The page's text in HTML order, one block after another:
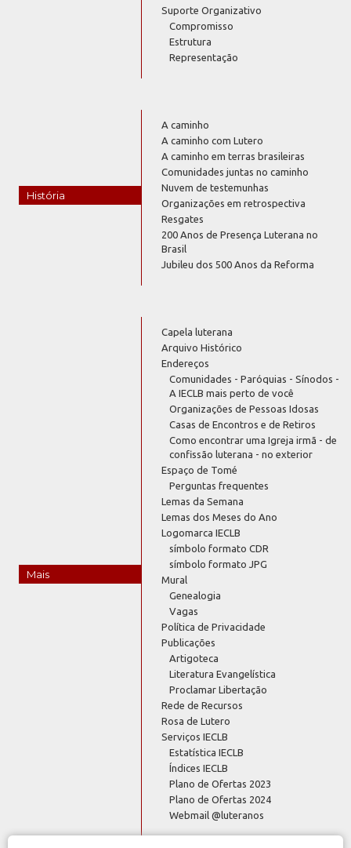
Suporte Organizativo
Compromisso
Estrutura
Representação
História
A caminho
A caminho com Lutero
A caminho em terras brasileiras
Comunidades juntas no caminho
Nuvem de testemunhas
Organizações em retrospectiva
Resgates
200 Anos de Presença Luterana no
Brasil
Jubileu dos 500 Anos da Reforma
Mais
Capela luterana
Arquivo Histórico
Endereços
Comunidades - Paróquias - Sínodos -
A IECLB mais perto de você
Organizações de Pessoas Idosas
Casas de Encontros e de Retiros
Como encontrar uma Igreja irmã - de
confissão luterana - no exterior
Espaço de Tomé
Perguntas frequentes
Lemas da Semana
Lemas dos Meses do Ano
Logomarca IECLB
símbolo formato CDR
símbolo formato JPG
Mural
Genealogia
Vagas
Política de Privacidade
Publicações
Artigoteca
Literatura Evangelística
Proclamar Libertação
Rede de Recursos
Rosa de Lutero
Serviços IECLB
Estatística IECLB
Índices IECLB
Plano de Ofertas 2023
Plano de Ofertas 2024
Webmail @luteranos